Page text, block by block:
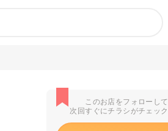
このお店をフォローし
次回すぐにチラシがチェッ